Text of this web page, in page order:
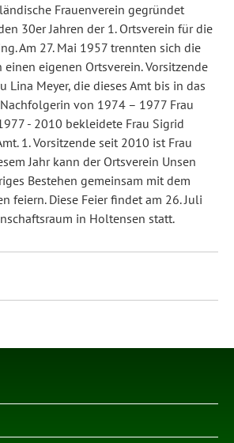
Frauenverein gegründet
30er Jahren der 1. Ortsverein für die
Am 27. Mai 1957 trennten sich die
eigenen Ortsverein. Vorsitzende
Lina Meyer, die dieses Amt bis in das
von 1974 – 1977 Frau
- 2010 bekleidete Frau Sigrid
1. Vorsitzende seit 2010 ist Frau
Jahr kann der Ortsverein Unsen
Bestehen gemeinsam mit dem
feiern. Diese Feier findet am 26. Juli
in Holtensen statt.